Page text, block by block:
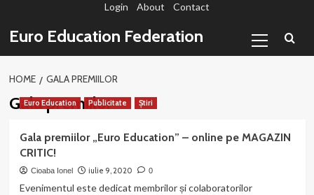
conținut
Login About Contact
Euro Education Federation
Menu
HOME GALA PREMIILOR
Gala premiilor
Euro Education Publicitate Știri
Gala premiilor „Euro Education” – online pe MAGAZIN
CRITIC!
Cioaba Ionel iulie 9, 2020 0
Evenimentul este dedicat membrilor și colaboratorilor